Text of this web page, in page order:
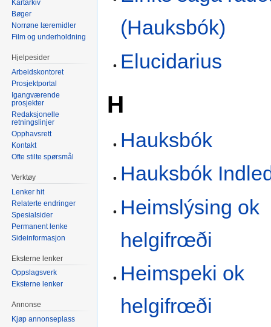
(Hauksbók)
Elucidarius
H
Hauksbók
Hauksbók
Heimslýsing ok
helgifrœði
Heimspeki ok
helgifrœði
Kartarkiv
Bøger
Norrøne læremidler
Film og underholdning
Hjelpesider
Arbeidskontoret
Prosjektportal
Igangværende
prosjekter
Redaksjonelle
retningslinjer
Opphavsrett
Kontakt
Ofte stilte spørsmål
Verktøy
Lenker hit
Relaterte endringer
Spesialsider
Permanent lenke
Sideinformasjon
Eksterne lenker
Oppslagsverk
Eksterne lenker
Annonse
Kjøp annonseplass